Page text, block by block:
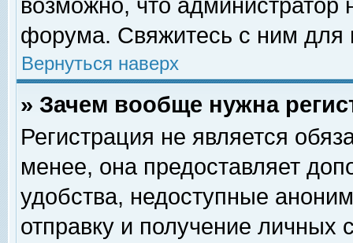
возможно, что
форума. Свяжитесь с ним для
Вернуться наверх
» Зачем вообще нужна
Регистрация не является
менее, она предоставляет
удобства, недоступные
отправку и получение личных